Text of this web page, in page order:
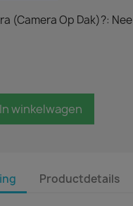
(Camera Op Dak)?: Nee
In winkelwagen
Productdetails